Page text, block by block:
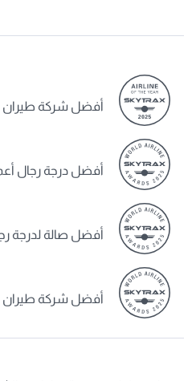
أفضل شركة طيران
أفضل درجة رجال
أفضل صالة لدرجة
أفضل شركة